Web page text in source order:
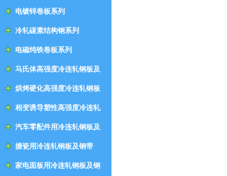
板及钢带
电镀锌卷板系列
冷轧碳素结构钢系列
电磁纯铁卷板系列
马氏体高强度冷连轧钢板及
钢带烘烤硬化高强度冷连轧钢板
及钢带
相变诱导塑性高强度冷连轧
钢板及钢带
汽车零配件用冷连轧钢板及
钢带搪瓷用冷连轧钢板及钢带
家电面板用冷连轧钢板及钢